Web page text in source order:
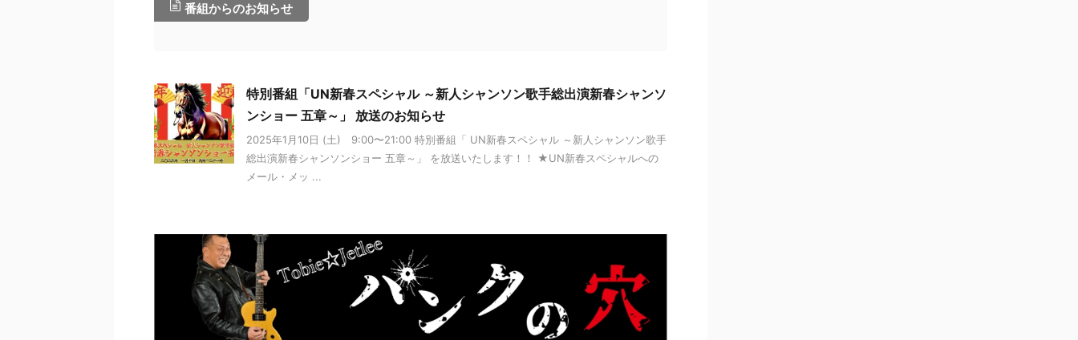
番組からのお知らせ
特別番組「UN新春スペシャル ～新人シャンソン歌手総出演新春シャンソ
ンショー 五章～」 放送のお知らせ
2025年1月10日 (土) 9:00〜21:00 特別番組「 UN新春スペシャル ～新人シャンソン歌手
総出演新春シャンソンショー 五章～」 を放送いたします！！ ★UN新春スペシャルへの
メール・メッ ...